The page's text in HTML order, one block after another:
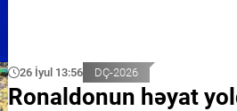
26 İyul 13:56 DÇ-2026
Ronaldonun həyat